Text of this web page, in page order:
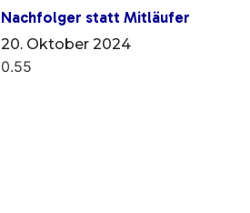
Nachfolger statt Mitläufer
20. Oktober 2024